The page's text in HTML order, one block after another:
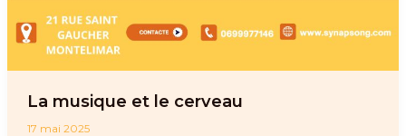
La musique et le cerveau
17 mai 2025